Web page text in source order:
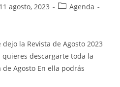
11 agosto, 2023
Agenda
la Revista de Agosto 2023
descargarte toda la
Agosto En ella podrás